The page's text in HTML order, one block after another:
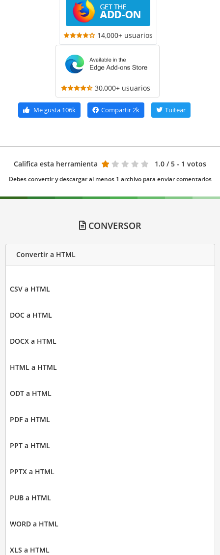
14,000+ usuarios
30,000+ usuarios
Me gusta106k Compartir 2k Tuitear
Califica esta herramienta 1.0 / 5 - 1 votos
Debes convertir y descargar al menos 1 archivo para enviar comentarios
CONVERSOR
Convertir a HTML
CSV a HTML
DOC a HTML
DOCX a HTML
HTML a HTML
ODT a HTML
PDF a HTML
PPT a HTML
PPTX a HTML
PUB a HTML
WORD a HTML
XLS a HTML